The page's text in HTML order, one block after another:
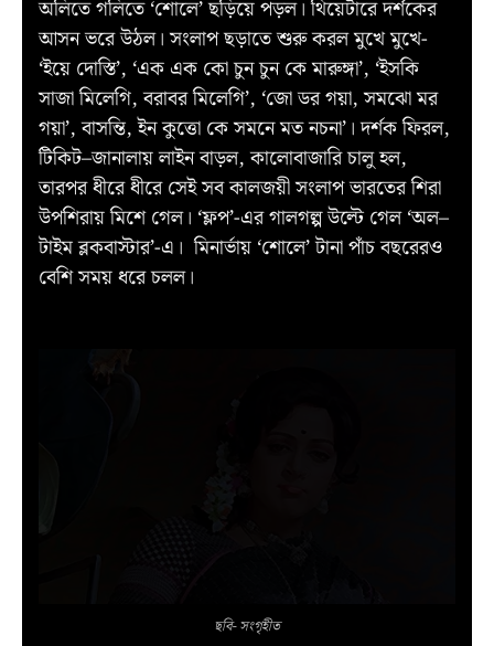
অলিতে গলিতে ‘শোলে’ ছড়িয়ে পড়ল। থিয়েটারে দর্শকের
আসন ভরে উঠল। সংলাপ ছড়াতে শুরু করল মুখে মুখে-
‘ইয়ে দোস্তি’, ‘এক এক কো চুন চুন কে মারুঙ্গা’, ‘ইসকি
সাজা মিলেগি, বরাবর মিলেগি’, ‘জো ডর গয়া, সমঝো মর
গয়া’, বাসন্তি, ইন কুত্তো কে সমনে মত নচনা’। দর্শক ফিরল,
টিকিট–জানালায় লাইন বাড়ল, কালোবাজারি চালু হল,
তারপর ধীরে ধীরে সেই সব কালজয়ী সংলাপ ভারতের শিরা
উপশিরায় মিশে গেল। ‘ফ্লপ’-এর গালগল্প উল্টে গেল ‘অল–
টাইম ব্লকবাস্টার’-এ। মিনার্ভায় ‘শোলে’ টানা পাঁচ বছরেরও
বেশি সময় ধরে চলল।
ছবি- সংগৃহীত